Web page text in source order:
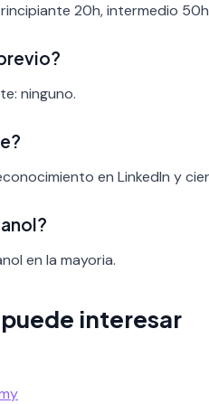
20h, intermedio
ninguno.
en LinkedIn y
en la mayoria.
interesar